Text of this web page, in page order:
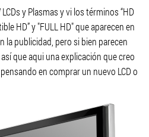
y Plasmas y vi los términos “HD
HD” y "FULL HD" que aparecen en
la publicidad, pero si bien parecen
que aqui una explicación que creo
en comprar un nuevo LCD o
A
EL SITIO WEB